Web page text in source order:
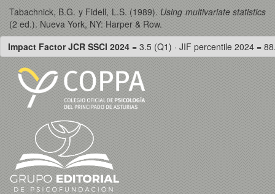
Tabachnick, B.G. y Fidell, L.S. (1989). Using multivariate statistics
(2 ed.). Nueva York, NY: Harper & Row.
Impact Factor JCR SSCI 2024 = 3.5 (Q1) · JIF percentile 2024 =